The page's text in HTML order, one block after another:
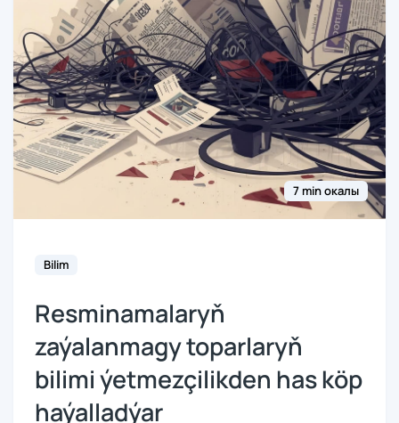
7 min окалы
Bilim
Resminamalaryň
zaýalanmagy toparlaryň
bilimi ýetmezçilikden has köp
haýalladýar